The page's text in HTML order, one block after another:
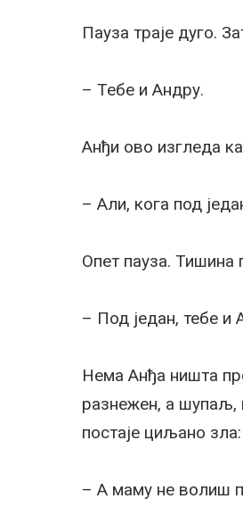
Пауза траје дуго.
– Тебе и Андру.
Анђи ово изгледа
– Али, кога под
Опет пауза. Тишина
– Под један, тебе и
Нема Анђа ништа
разнежен, а шупаљ,
постаје циљано зла:
– А маму не волиш